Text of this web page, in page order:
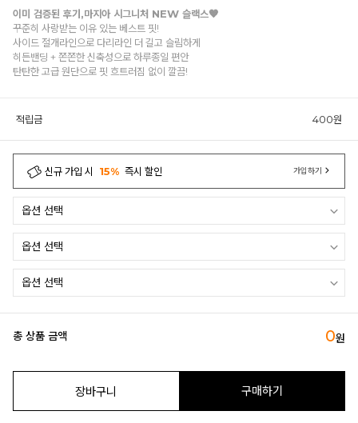
이미 검증된 후기,마지아 시그니처 NEW 슬랙스🧡
꾸준히 사랑받는 이유 있는 베스트 핏!
사이드 절개라인으로 다리라인 더 길고 슬림하게
히든밴딩 + 쫀쫀한 신축성으로 하루종일 편안
탄탄한 고급 원단으로 핏 흐트러짐 없이 깔끔!
적립금 400원
신규 가입 시 15% 즉시 할인 가입하기
총 상품 금액 0원
장바구니 구매하기